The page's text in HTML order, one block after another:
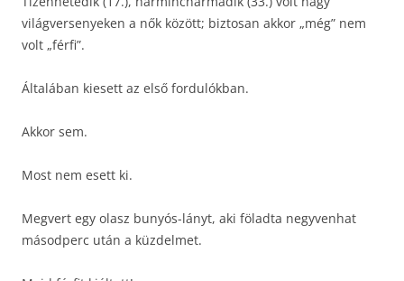
világversenyeken a nők között; biztosan akkor „még” nem
volt „férfi”.
Általában kiesett az első fordulókban.
Akkor sem.
Most nem esett ki.
Megvert egy olasz bunyós-lányt, aki föladta negyvenhat
másodperc után a küzdelmet.